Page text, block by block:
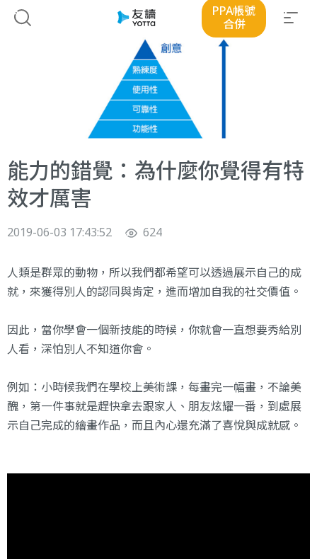
PPA帳號
合併
能力的錯覺：為什麼你覺得有特
效才厲害
2019-06-03 17:43:52 624
人類是群眾的動物，所以我們都希望可以透過展示自己的成
就，來獲得別人的認同與肯定，進而增加自我的社交價值。
因此，當你學會一個新技能的時候，你就會一直想要秀給別
人看，深怕別人不知道你會。
例如：小時候我們在學校上美術課，每畫完一幅畫，不論美
醜，第一件事就是趕快拿去跟家人、朋友炫耀一番，到處展
示自己完成的繪畫作品，而且內心還充滿了喜悅與成就感。